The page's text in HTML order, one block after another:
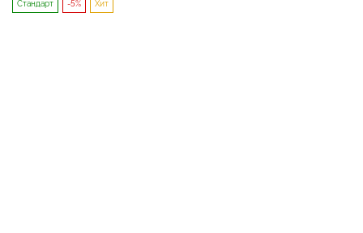
Стандарт -5% Хит